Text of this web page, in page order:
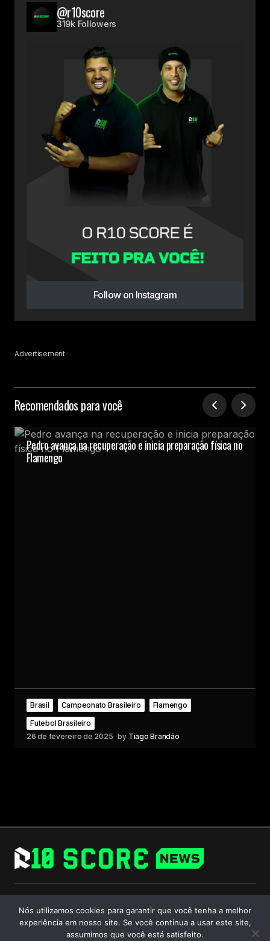
@r10score
319k Followers
Follow on Instagram
Advertisement
Recomendados para você
Pedro avança na recuperação e inicia preparação física no
Flamengo
Brasil Campeonato Brasileiro
Flamengo
Futebol Brasileiro
26 de fevereiro de 2025 by Tiago Brandão
Follow Us
Nós utilizamos cookies para garantir que você tenha a melhor
experiência em nosso site. Se você continua a usar este site,
assumimos que você está satisfeito.